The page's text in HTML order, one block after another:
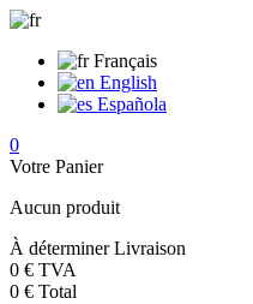
Français
English
Española
0
Votre Panier
Aucun produit
À déterminerLivraison
0 € TVA
0 € Total